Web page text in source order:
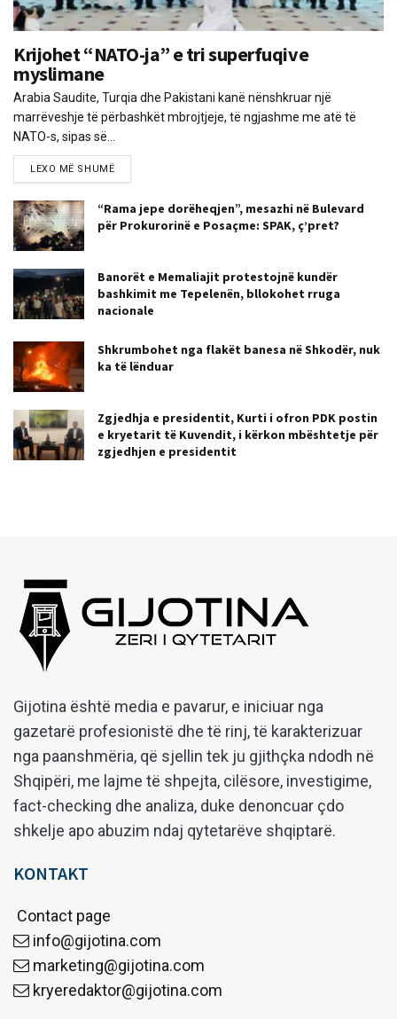
Krijohet “NATO-ja” e tri superfuqive
myslimane
Arabia Saudite, Turqia dhe Pakistani kanë nënshkruar një
marrëveshje të përbashkët mbrojtjeje, të ngjashme me atë të
NATO-s, sipas së...
LEXO MË SHUMË
“Rama jepe dorëheqjen”, mesazhi në Bulevard
për Prokurorinë e Posaçme: SPAK, ç’pret?
Banorët e Memaliajit protestojnë kundër
bashkimit me Tepelenën, bllokohet rruga
nacionale
Shkrumbohet nga flakët banesa në Shkodër, nuk
ka të lënduar
Zgjedhja e presidentit, Kurti i ofron PDK postin
e kryetarit të Kuvendit, i kërkon mbështetje për
zgjedhjen e presidentit
Gijotina është media e pavarur, e iniciuar nga
gazetarë profesionistë dhe të rinj, të karakterizuar
nga paanshmëria, që sjellin tek ju gjithçka ndodh në
Shqipëri, me lajme të shpejta, cilësore, investigime,
fact-checking dhe analiza, duke denoncuar çdo
shkelje apo abuzim ndaj qytetarëve shqiptarë.
KONTAKT
Contact page
info@gijotina.com
marketing@gijotina.com
kryeredaktor@gijotina.com